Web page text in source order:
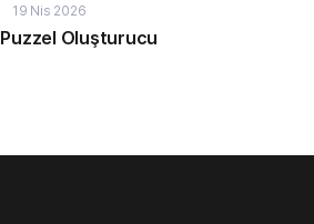
19 Nis 2026
Puzzel Oluşturucu